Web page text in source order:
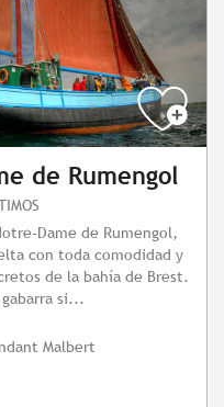
de Rumengol
Dame de Rumengol,
con toda comodidad y
de la bahía de Brest.
si...
Malbert